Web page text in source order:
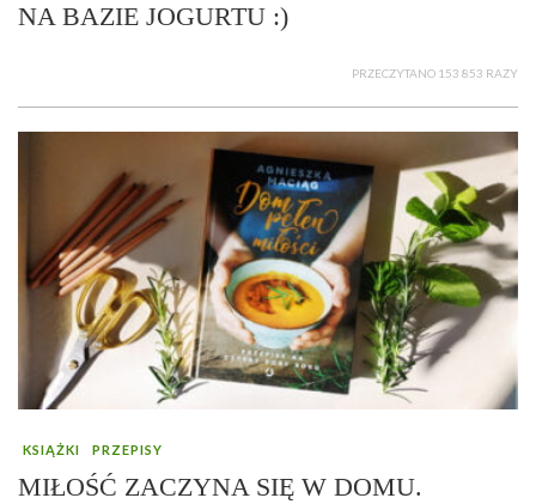
NA BAZIE JOGURTU :)
PRZECZYTANO 153 853 RAZY
KSIĄŻKI PRZEPISY
MIŁOŚĆ ZACZYNA SIĘ W DOMU.